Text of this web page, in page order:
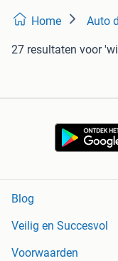
Home Auto
27 resultaten voor
Blog
Veilig en Succesvol
Voorwaarden